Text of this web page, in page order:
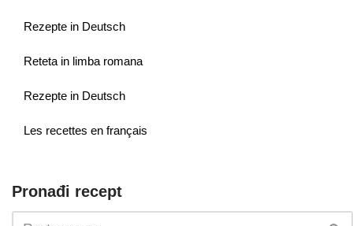
Rezepte in Deutsch
Reteta in limba romana
Rezepte in Deutsch
Les recettes en français
Pronađi recept